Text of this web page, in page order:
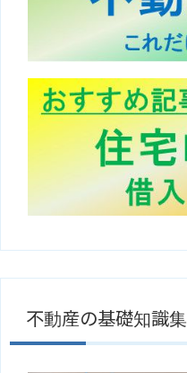
不動産の基礎知識集